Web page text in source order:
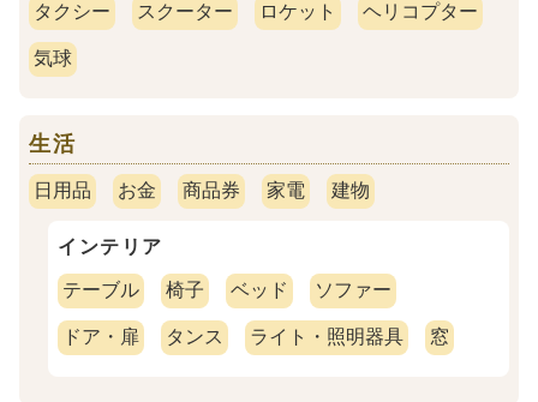
タクシー スクーター ロケット ヘリコプター
気球
生活
日用品 お金 商品券 家電 建物
インテリア
テーブル 椅子 ベッド ソファー
ドア・扉 タンス ライト・照明器具 窓